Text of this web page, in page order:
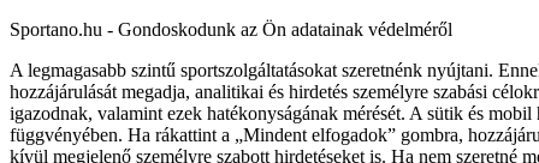
Sportano.hu - Gondoskodunk az Ön adatainak védelméről
A legmagasabb szintű sportszolgáltatásokat szeretnénk nyújtani.
hozzájárulását megadja, analitikai és hirdetés személyre szabási
igazodnak, valamint ezek hatékonyságának mérését. A sütik és
függvényében. Ha rákattint a „Mindent elfogadok” gombra,
kívül megjelenő személyre szabott hirdetéseket is. Ha nem szeretné